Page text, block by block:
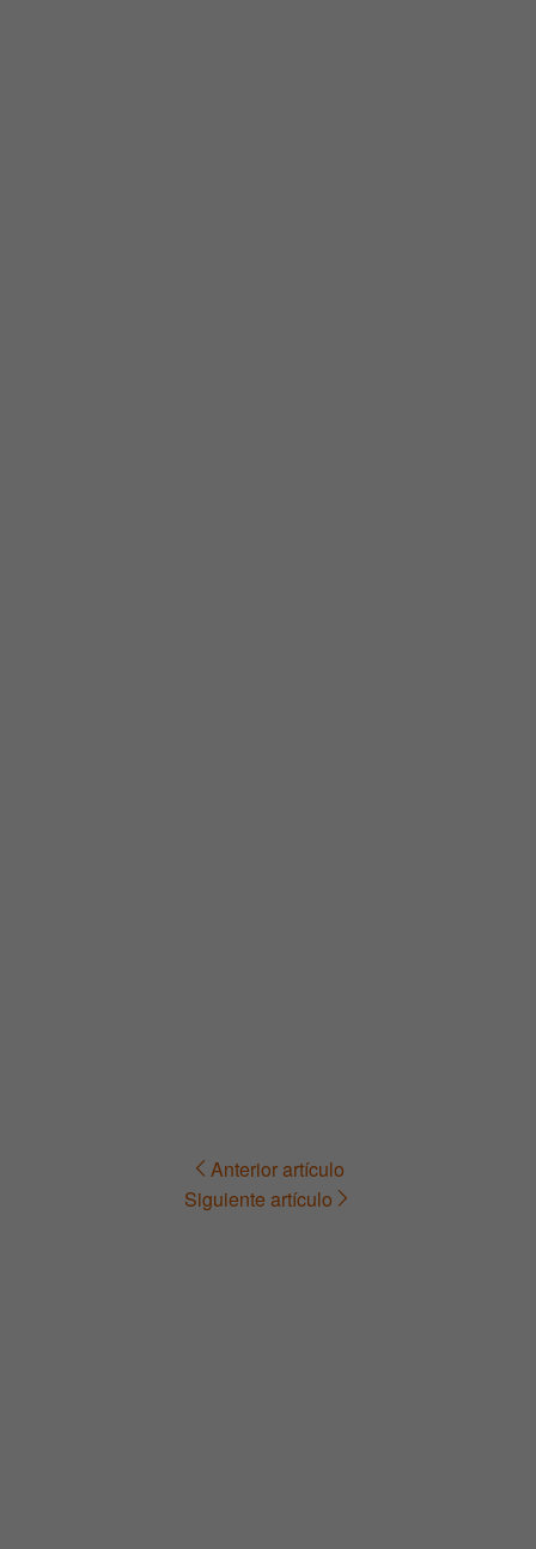
Navegación Anterior artículo
Siguiente artículo